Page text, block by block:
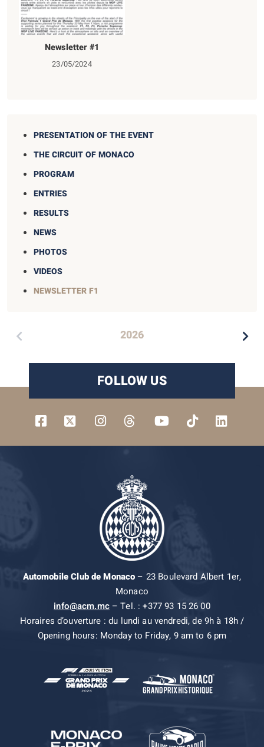
PRESENTATION OF THE EVENT
THE CIRCUIT OF MONACO
PROGRAM
ENTRIES
RESULTS
NEWS
PHOTOS
VIDEOS
NEWSLETTER F1
2026
Newsletter #1
23/05/2024
FOLLOW US
Automobile Club de Monaco– 23 Boulevard Albert 1er,
Monaco
info@acm.mc– Tel. : +377 93 15 26 00
Horaires d’ouverture : du lundi au vendredi, de 9h à 18h /
Opening hours: Monday to Friday, 9 am to 6 pm